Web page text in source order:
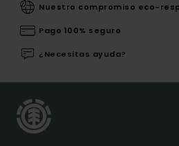
Nuestro compromiso eco-
Pago 100% seguro
¿Necesitas ayuda?